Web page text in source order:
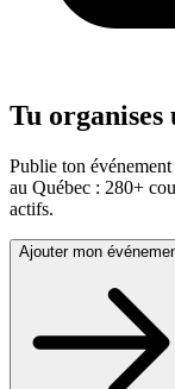
Tu organises
Publie ton
au Québec : 280+
actifs.
Ajouter mon